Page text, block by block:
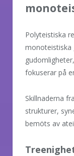
Polyteistiska
monoteistiska
fokuserar på
Skillnaderna
strukturer,
bemöts av